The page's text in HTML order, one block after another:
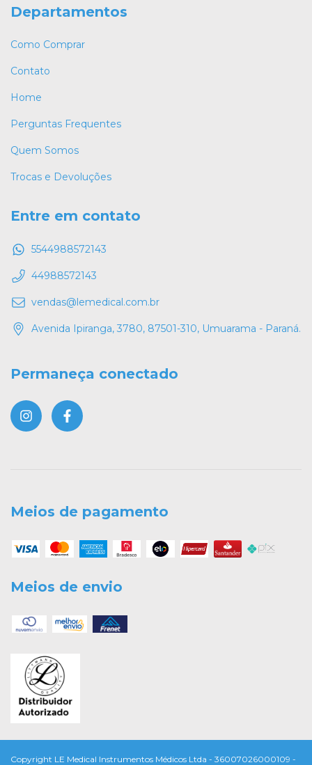
Departamentos
Como Comprar
Contato
Home
Perguntas Frequentes
Quem Somos
Trocas e Devoluções
Entre em contato
5544988572143
44988572143
vendas@lemedical.com.br
Avenida Ipiranga, 3780, 87501-310, Umuarama - Paraná.
Permaneça conectado
Meios de pagamento
Meios de envio
Copyright LE Medical Instrumentos Médicos Ltda - 36007026000109 -